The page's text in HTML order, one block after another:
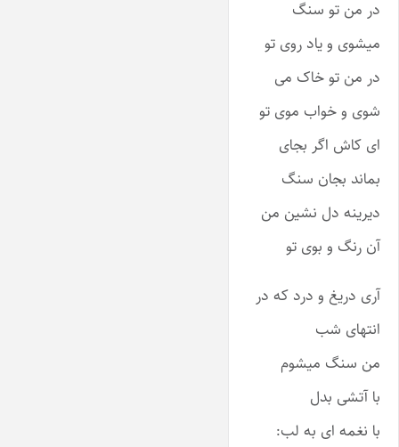
در من تو سنگ
میشوی و یاد روی تو
در من تو خاک می
شوی و خواب موی تو
ای کاش اگر بجای
بماند بجان سنگ
دیرینه دل نشین من
آن رنگ و بوی تو
آری دریغ و درد که در
انتهای شب
من سنگ میشوم
با آتشی بدل
با نغمه ای به لب: